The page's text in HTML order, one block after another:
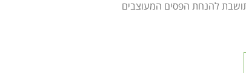
להנחת הפסים המעוצבים